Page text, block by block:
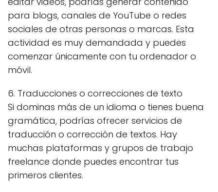
para blogs, canales de YouTube o redes
sociales de otras personas o marcas. Esta
actividad es muy demandada y puedes
comenzar únicamente con tu ordenador o
móvil.
6. Traducciones o correcciones de texto
Si dominas más de un idioma o tienes buena
gramática, podrías ofrecer servicios de
traducción o corrección de textos. Hay
muchas plataformas y grupos de trabajo
freelance donde puedes encontrar tus
primeros clientes.